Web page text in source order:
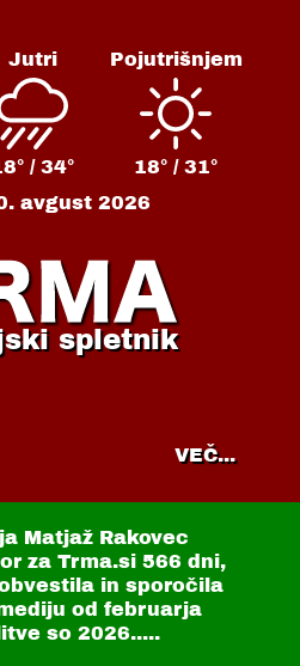
Jutri
/ 34°
Pojutrišnjem
18° / 31°
avgust 2026
spletnik
VEČ...
Matjaž Rakovec
za Trma.si 566 dni,
in sporočila
od februarja
so 2026.....